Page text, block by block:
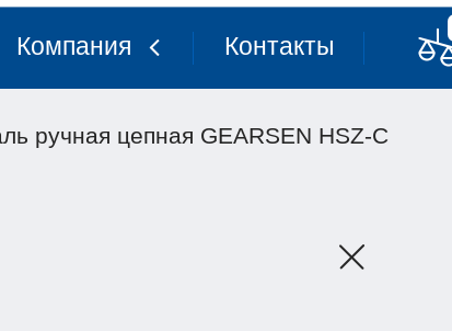
Компания Контакты
ручная цепная GEARSEN HSZ-C